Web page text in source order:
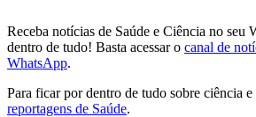
Receba notícias de Saúde e Ciência no seu
dentro de tudo! Basta acessar o canal de
WhatsApp.
Para ficar por dentro de tudo sobre ciência
reportagens de Saúde.